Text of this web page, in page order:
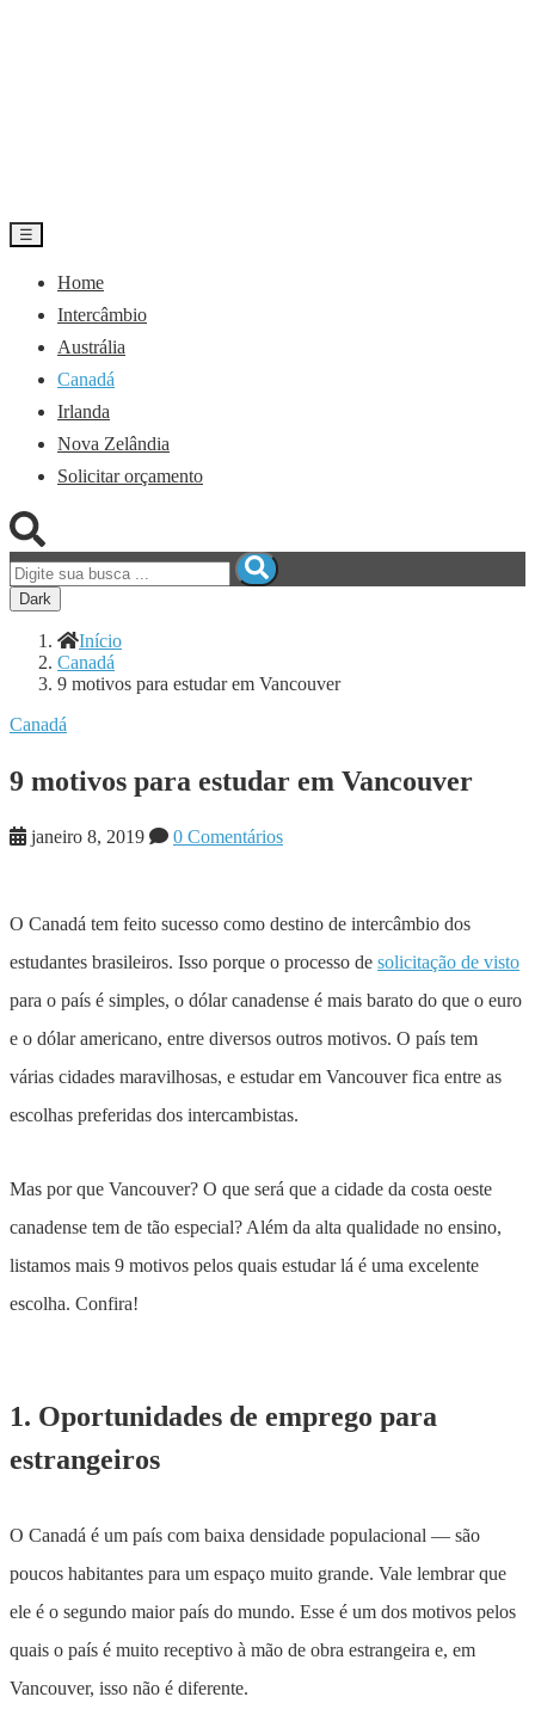
☰
Home
Intercâmbio
Austrália
Canadá
Irlanda
Nova Zelândia
Solicitar orçamento
Dark
Início
Canadá
9 motivos para estudar em Vancouver
Canadá
9 motivos para estudar em Vancouver
janeiro 8, 2019 0 Comentários
O Canadá tem feito sucesso como destino de intercâmbio dos
estudantes brasileiros. Isso porque o processo de solicitação de visto
para o país é simples, o dólar canadense é mais barato do que o euro
e o dólar americano, entre diversos outros motivos. O país tem
várias cidades maravilhosas, e estudar em Vancouver fica entre as
escolhas preferidas dos intercambistas.
Mas por que Vancouver? O que será que a cidade da costa oeste
canadense tem de tão especial? Além da alta qualidade no ensino,
listamos mais 9 motivos pelos quais estudar lá é uma excelente
escolha. Confira!
1. Oportunidades de emprego para
estrangeiros
O Canadá é um país com baixa densidade populacional — são
poucos habitantes para um espaço muito grande. Vale lembrar que
ele é o segundo maior país do mundo. Esse é um dos motivos pelos
quais o país é muito receptivo à mão de obra estrangeira e, em
Vancouver, isso não é diferente.